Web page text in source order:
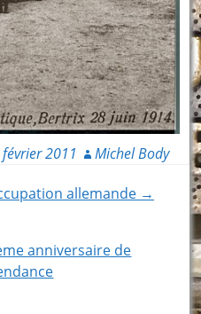
2011 Michel Body
allemande →
anniversaire de